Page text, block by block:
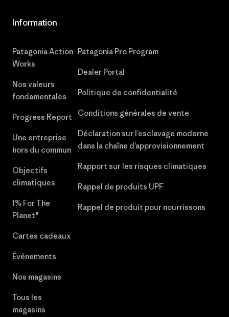
Information
Patagonia Action
Works
Nos valeurs
fondamentales
Progress Report
Une entreprise
hors du commun
Objectifs
climatiques
1% For The
Planet®
Cartes cadeaux
Événements
Nos magasins
Tous les
magasins
Patagonia Pro Program
Dealer Portal
Politique de confidentialité
Conditions générales de vente
Déclaration sur l’esclavage moderne
dans la chaîne d’approvisionnement
Rapport sur les risques climatiques
Rappel de produits UPF
Rappel de produit pour nourrissons